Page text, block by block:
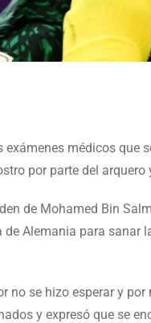
médicos que
por parte del
de Mohamed Bin
Alemania para sanar
se hizo esperar y
y expresó que se